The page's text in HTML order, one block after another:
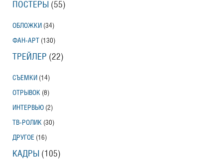
ПОСТЕРЫ (55)
ОБЛОЖКИ (34)
ФАН-АРТ (130)
ТРЕЙЛЕР (22)
СЪЕМКИ (14)
ОТРЫВОК (8)
ИНТЕРВЬЮ (2)
ТВ-РОЛИК (30)
ДРУГОЕ (16)
КАДРЫ (105)